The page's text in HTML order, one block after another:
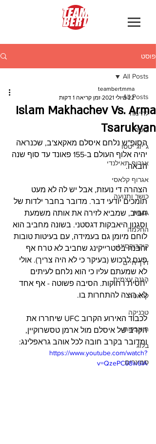
פוסט
All Posts
לחימה
כושר
ג׳יוג׳יטסו
אגרוף תאילנדי
אגרוף קלאסי
כושר ותנועה
MMA
החלמה
קיקבוקסינג
דרך חיים
הגנה עצמית
קראטה
טכניקה
היאבקות
בלוג
סמינרים
All Posts
Islam Makhachev Vs. Arma
Tsarukyan
teambertmma
22 ביולי 2021
זמן קריאה 1 דקות
הסופ"ש נלחם איסלם מאקאצ'ב, שכנראה
יהיה אלוף העולם ב-155 פאונד עד סוף שנה
הבאה.
הצהרה די נועזת, אבל יש לה לא מעט
תומכים יודעי דבר. מדובר בחבר ילדות של
חביב, שמביא לזירה את אותה משמעת
וסגנון היאבקות דגסטני. בשונה מחביב הוא
לוחם מיומן גם בעמידה, עם בעיטות טובות
והבנה בסטרייקינג שחביב לא טרח אף
פעם לרכוש (בעיקר כי לא היה צריך). אולי
לא שמעתם עליו כי הוא נלחם לעיתים
יחסית רחוקות. הסיבה פשוטה - אף אחד
לא רוצה להתחרות בו.
לכבוד האירוע הקרוב UFC שיחררו את
הקרב של איסלם מול ארמן טסשרוקיין,
ומדובר בקרב חובה לכל אוהב גראפלינג:
https://www.youtube.com/watch?
v=QzePC68w6lA